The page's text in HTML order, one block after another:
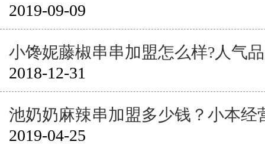
2019-09-09
小馋妮藤椒串串加盟怎么样?人气
2018-12-31
池奶奶麻辣串加盟多少钱？小本经
2019-04-25